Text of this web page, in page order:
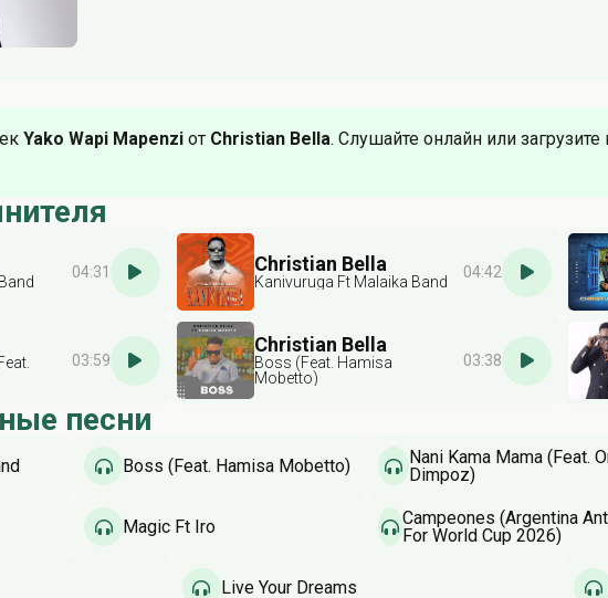
Yako Wapi Mapenzi от Christian Bella. Слушайте онлайн или
04:31 Christian Bella
Kanivuruga Ft Malaika Band
04:42
03:59
Christian Bella
Boss (Feat. Hamisa
Mobetto)
03:38
песни
Boss (Feat. Hamisa Mobetto)
Nani Kama Mama (Feat.
Dimpoz)
Magic Ft Iro
Campeones (Argentina
For World Cup 2026)
Live Your Dreams